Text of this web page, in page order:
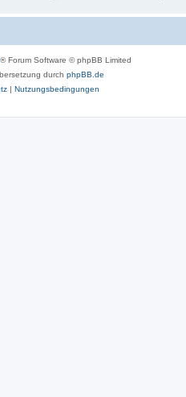
® Forum Software © phpBB Limited
durch phpBB.de
| Nutzungsbedingungen